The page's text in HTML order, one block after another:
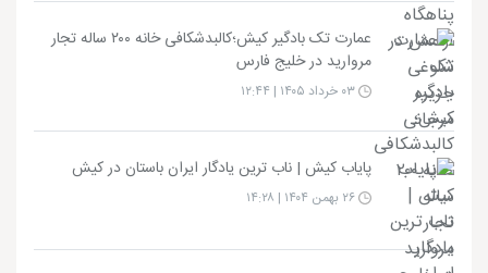
عمارت تک بادگیر کیش؛کالبدشکافی خانه ۲۰۰ ساله تجار
مروارید در خلیج فارس
پایاب کیش | ناب ترین یادگار ایران باستان در کیش